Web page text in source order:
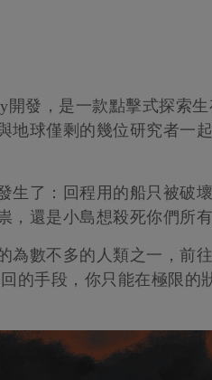
開發，是一款點擊式探索
地球僅剩的幾位研究者一
生了：回程用的船只被破
，還是小島想殺死你們所
為數不多的人類之一，前
的手段，你只能在極限的